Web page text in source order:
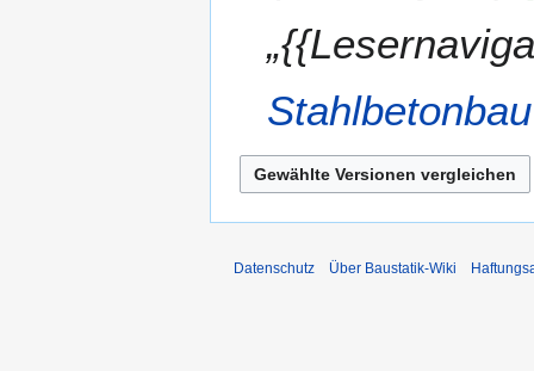
Stahlbetonbau
Datenschutz Über Baustatik-Wiki